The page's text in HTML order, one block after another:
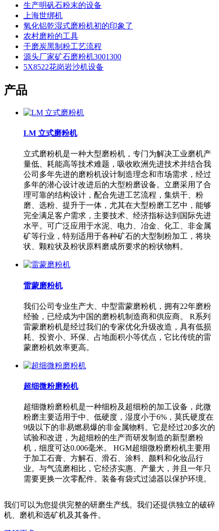
生产明矾石粉末的设备
上海世绑机
氧化铝乾湿式磨粉机初的印象了
农村磨粉的工具
干磨炭黑制粉工艺流程
源头厂家矿石磨粉机3001300
5X8522花岗岩沙机设备
产品
LM 立式磨粉机
立式磨粉机是一种大型磨粉机，专门为解决工业磨机产
量低、耗能高等技术难题，吸收欧洲先进技术并结合我
公司多年先进的磨粉机设计制造理念和市场需求，经过
多年的潜心设计改进后的大型粉磨设备。立磨采用了合
理可靠的结构设计，配合先进工艺流程，集烘干、粉
磨、选粉、提升于一体，尤其在大型粉磨工艺中，能够
完全满足客户需求，主要技术、经济指标达到国际先进
水平。可广泛应用于水泥、电力、冶金、化工、非金属
矿等行业，特别适用于各种矿石的大型制粉加工，将块
状、颗粒状及粉状原料磨成所要求的粉状物料。
雷蒙磨粉机
我们公司专业生产大、中型雷蒙磨粉机，拥有22年磨粉
经验，已经成为中国的磨粉机制造商和供应商。 R系列
雷蒙磨粉机是经过我们的专家优化升级改造，具有低损
耗、投资小、环保、占地面积小等优点，它比传统的雷
蒙磨粉机效率更高。
超细微粉磨粉机
超细微粉磨粉机是一种细粉及超细粉的加工设备，此微
粉磨主要适用于中、低硬度，湿度小于6%，莫氏硬度在
9级以下的非易燃易爆的非金属物料。它是经过20多次的
试验和改进，为超细粉的生产而研发制造的新型磨粉
机，细度可达0.006毫米。 HGM超细微粉磨粉机主要用
于加工石膏、方解石、滑石、涂料、颜料和化妆品行
业。与气流磨相比，它经济实惠、产量大，并且一年只
需要更换一次零配件。装备有袋式过滤器以保护环境。
我们可以为您提供完整的研磨生产线。我们还提供独立的破碎
机、磨机和选矿机及其备件。